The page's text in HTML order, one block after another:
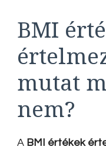
BMI
mutat
nem?
A BMI értékek